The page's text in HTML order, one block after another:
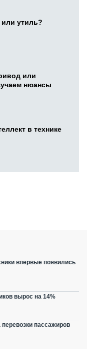
или утиль?
или
нюансы
в технике
впервые появились
вырос на 14%
пассажиров